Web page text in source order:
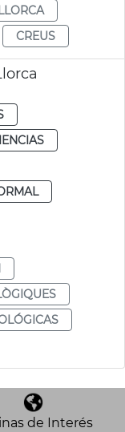
CREUS
de Interés